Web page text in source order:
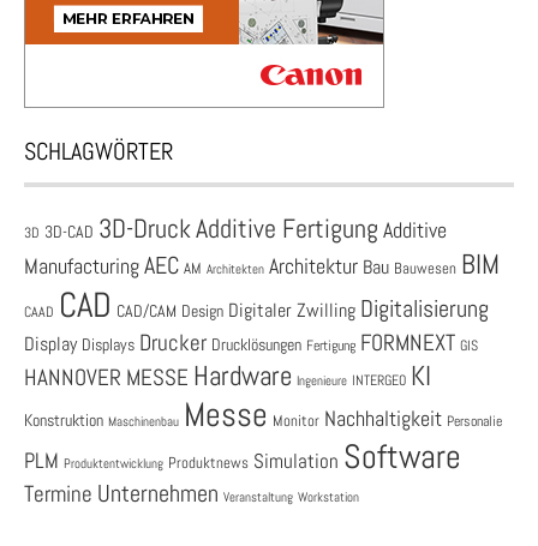
SCHLAGWÖRTER
3D 3D-CAD 3D-DruckAdditive Fertigung Additive
ManufacturingAEC AM Architekten Architektur Bau Bauwesen BIM
CAAD CAD CAD/CAM Design Digitaler Zwilling Digitalisierung
Display Displays Drucker Drucklösungen Fertigung FORMNEXT GIS
HANNOVER MESSE Hardware Ingenieure INTERGEO KI
Konstruktion Maschinenbau Messe Monitor Nachhaltigkeit Personalie
PLM Produktentwicklung Produktnews Simulation Software
Termine Unternehmen Veranstaltung Workstation